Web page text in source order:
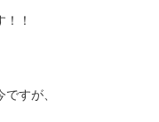
！
すが、